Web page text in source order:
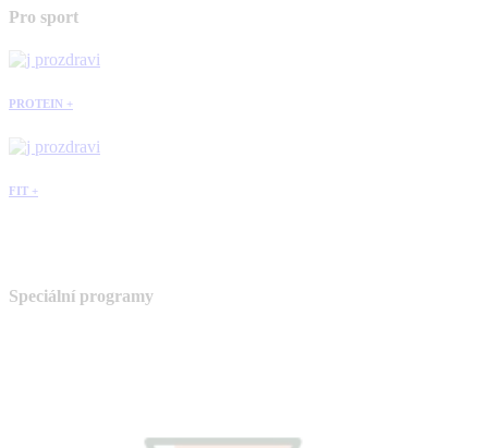
Pro sport
PROTEIN +
FIT +
Speciální programy